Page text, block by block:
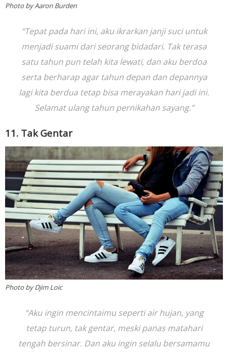
Photo by Aaron Burden
“Tepat pada hari ini, aku ikrarkan janji suci untuk
menjadi suami dari seorang bidadari. Tak terasa
satu tahun pun telah kita lewati, dan aku berdoa
serta berharap agar tahun depan dan depannya
lagi kita berdua tetap bisa merayakan hari jadi ini.
Selamat ulang tahun pernikahan sayang.”
11. Tak Gentar
Photo by Djim Loic
“Aku ingin mencintaimu seperti air hujan, yang
tetap turun, tak gentar, meski panas matahari
tengah bersinar. Dan aku ingin selalu bersamamu